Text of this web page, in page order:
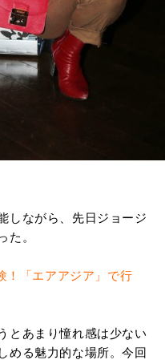
しながら、先日ジョージ
た。
！「エアアジア」で行
とあまり憧れ感は少ない
める魅力的な場所。今回